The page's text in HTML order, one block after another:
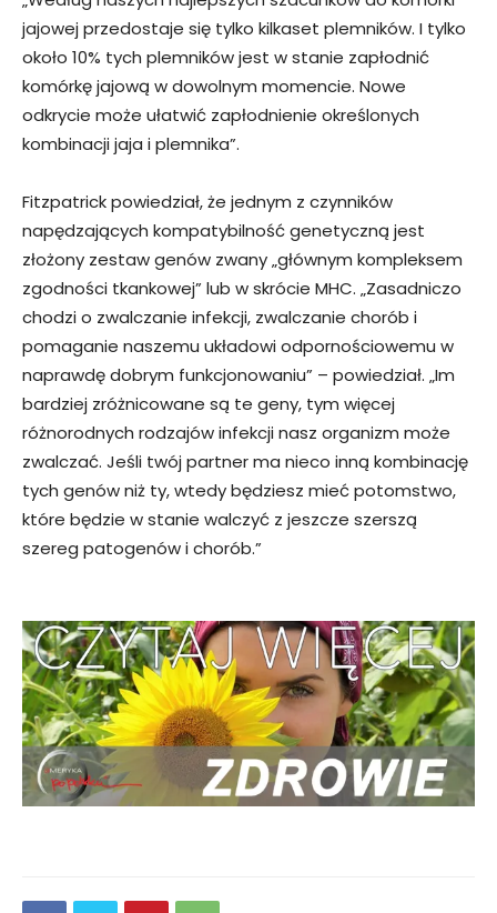
jajowej przedostaje się tylko kilkaset plemników. I tylko
około 10% tych plemników jest w stanie zapłodnić
komórkę jajową w dowolnym momencie. Nowe
odkrycie może ułatwić zapłodnienie określonych
kombinacji jaja i plemnika”.
Fitzpatrick powiedział, że jednym z czynników
napędzających kompatybilność genetyczną jest
złożony zestaw genów zwany „głównym kompleksem
zgodności tkankowej” lub w skrócie MHC. „Zasadniczo
chodzi o zwalczanie infekcji, zwalczanie chorób i
pomaganie naszemu układowi odpornościowemu w
naprawdę dobrym funkcjonowaniu” – powiedział. „Im
bardziej zróżnicowane są te geny, tym więcej
różnorodnych rodzajów infekcji nasz organizm może
zwalczać. Jeśli twój partner ma nieco inną kombinację
tych genów niż ty, wtedy będziesz mieć potomstwo,
które będzie w stanie walczyć z jeszcze szerszą
szereg patogenów i chorób.”